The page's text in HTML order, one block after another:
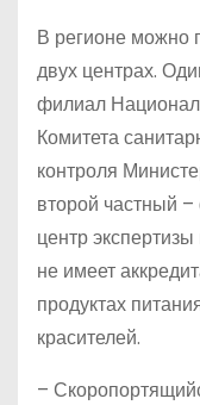
В регионе можно
двух центрах.
филиал
Комитета
контроля
второй частный
центр
не имеет
продуктах
красителей.
–